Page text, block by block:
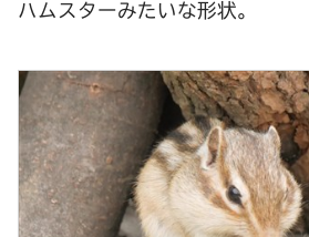
ハムスターみたいな形状。